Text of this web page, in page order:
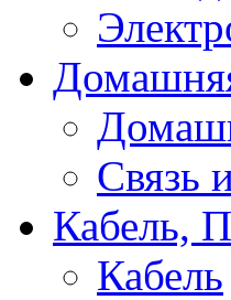
Связь
Кабель,
Кабель